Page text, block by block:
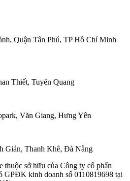
Quận Tân Phú, TP Hồ Chí Minh
Thiết, Tuyên Quang
Văn Giang, Hưng Yên
Gián, Thanh Khê, Đà Nẵng
thuộc sở hữu của Công ty cổ phẩn
kinh doanh số 0110819698 tại